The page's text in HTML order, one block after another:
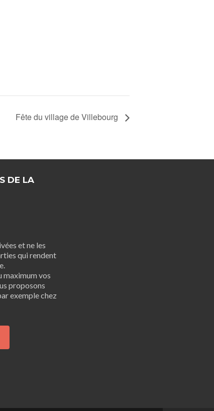
Fête du village de Villebourg
DE LA
et ne les
qui rendent
maximum vos
proposons
exemple chez